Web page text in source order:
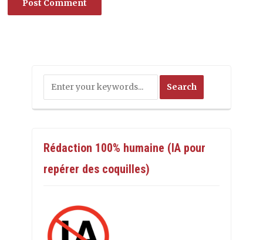
Rédaction 100% humaine (IA pour
repérer des coquilles)